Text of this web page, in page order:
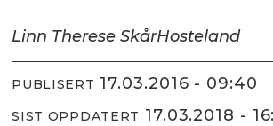
Linn Therese SkårHosteland
PUBLISERT 17.03.2016 - 09:40
SIST OPPDATERT 17.03.2018 -